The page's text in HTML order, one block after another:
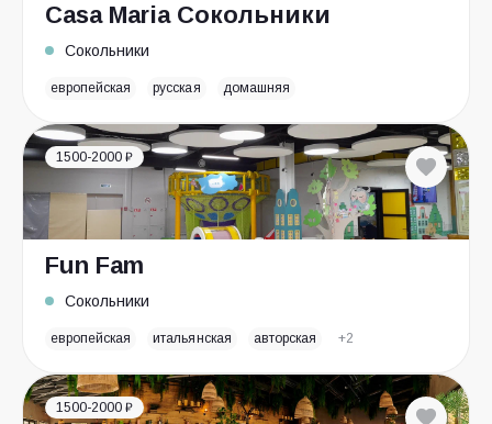
Casa Maria Сокольники
Сокольники
европейская русская домашняя
1500-2000 ₽
Fun Fam
Сокольники
европейская итальянская авторская +2
1500-2000 ₽